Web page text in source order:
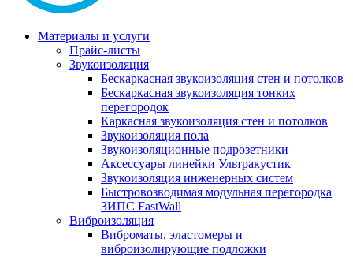
Материалы и услуги
Прайс-листы
Звукоизоляция
Бескаркасная звукоизоляция стен и потолков
Бескаркасная звукоизоляция тонких
перегородок
Каркасная звукоизоляция стен и потолков
Звукоизоляция пола
Звукоизоляционные подрозетники
Аксессуары линейки Ультракустик
Звукоизоляция инженерных систем
Быстровозводимая модульная перегородка
ЗИПС FastWall
Виброизоляция
Виброматы, эластомеры и
виброизолирующие подложки